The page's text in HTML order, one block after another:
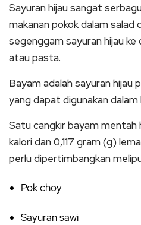
Sayuran hijau sangat
makanan pokok dalam salad
segenggam sayuran hijau
atau pasta.
Bayam adalah sayuran hijau
yang dapat digunakan dalam
Satu cangkir bayam mentah
kalori dan 0,117 gram (g)
perlu dipertimbangkan
Pok choy
Sayuran sawi